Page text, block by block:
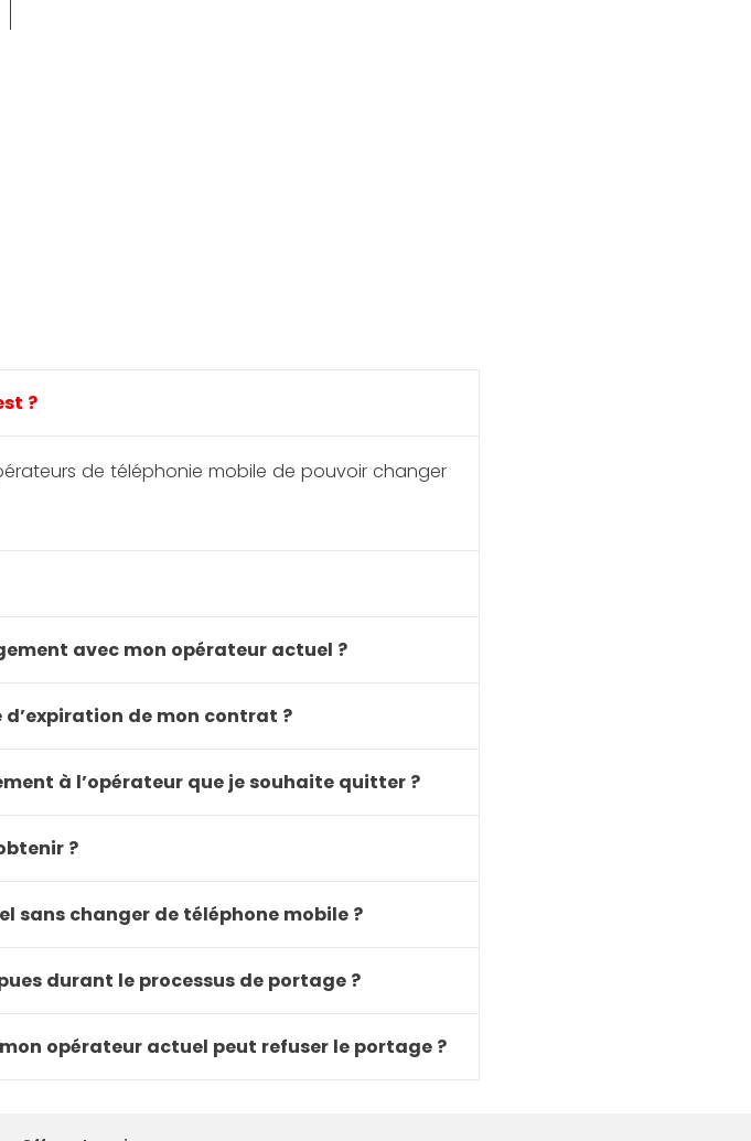
?
de téléphonie mobile de pouvoir changer
avec mon opérateur actuel ?
de mon contrat ?
à l’opérateur que je souhaite quitter ?
?
sans changer de téléphone mobile ?
durant le processus de portage ?
opérateur actuel peut refuser le portage ?